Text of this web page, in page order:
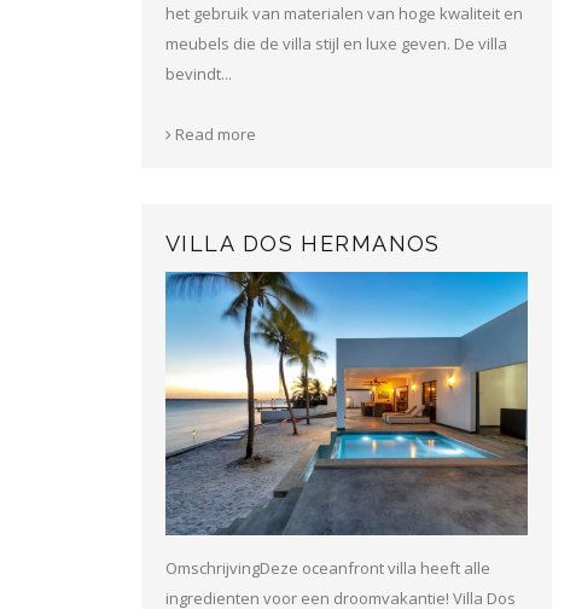
het gebruik van materialen van hoge kwaliteit en
meubels die de villa stijl en luxe geven. De villa
bevindt...
Read more
VILLA DOS HERMANOS
OmschrijvingDeze oceanfront villa heeft alle
ingredienten voor een droomvakantie! Villa Dos